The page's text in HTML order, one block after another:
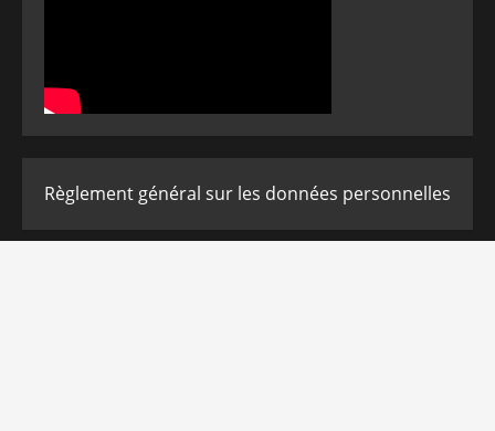
Règlement général sur les données personnelles